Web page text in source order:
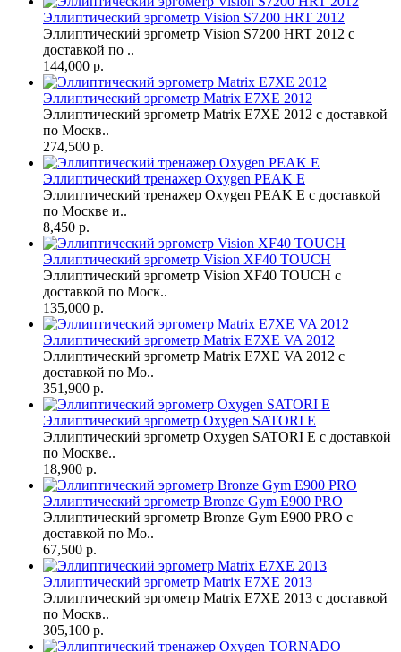
Эллиптический эргометр Vision S7200 HRT 2012
Эллиптический эргометр Vision S7200 HRT 2012 с
доставкой по ..
144,000 р.
Эллиптический эргометр Matrix E7XE 2012
Эллиптический эргометр Matrix E7XE 2012 с доставкой
по Москв..
274,500 р.
Эллиптический тренажер Oxygen PEAK Е
Эллиптический тренажер Oxygen PEAK Е с доставкой
по Москве и..
8,450 р.
Эллиптический эргометр Vision XF40 TOUCH
Эллиптический эргометр Vision XF40 TOUCH с
доставкой по Моск..
135,000 р.
Эллиптический эргометр Matrix E7XE VA 2012
Эллиптический эргометр Matrix E7XE VA 2012 с
доставкой по Мо..
351,900 р.
Эллиптический эргометр Oxygen SATORI E
Эллиптический эргометр Oxygen SATORI E с доставкой
по Москве..
18,900 р.
Эллиптический эргометр Bronze Gym E900 PRO
Эллиптический эргометр Bronze Gym E900 PRO с
доставкой по Мо..
67,500 р.
Эллиптический эргометр Matrix E7XE 2013
Эллиптический эргометр Matrix E7XE 2013 с доставкой
по Москв..
305,100 р.